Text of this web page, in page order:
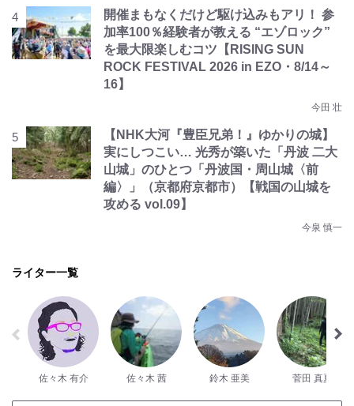
開催まもなくだけど駆け込みもアリ！ 参
加率100％経験者が教える “エゾロック”
を最大限楽しむコツ【RISING SUN
ROCK FESTIVAL 2026 in EZO・8/14～
16】
今田 壮
【NHK大河『豊臣兄弟！』ゆかりの城】
実にしつこい… 光秀が築いた「丹波 二大
山城」のひとつ「丹波国・周山城〈前
編〉」（京都府京都市）【戦国の山城を
攻める vol.09】
今泉 慎一
ライター一覧
佐々木 有介 佐々木 茜 鈴木 亜美 菅田 真夏